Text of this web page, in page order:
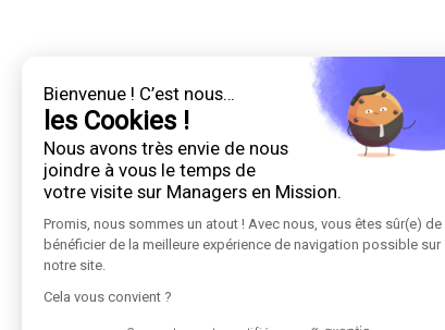
Bienvenue ! C’est nous…
les Cookies !
Nous avons très envie de nous
joindre à vous le temps de
votre visite sur Managers en Mission.
Promis, nous sommes un atout ! Avec nous, vous êtes sûr(e) de
bénéficier de la meilleure expérience de navigation possible sur
notre site.
Cela vous convient ?